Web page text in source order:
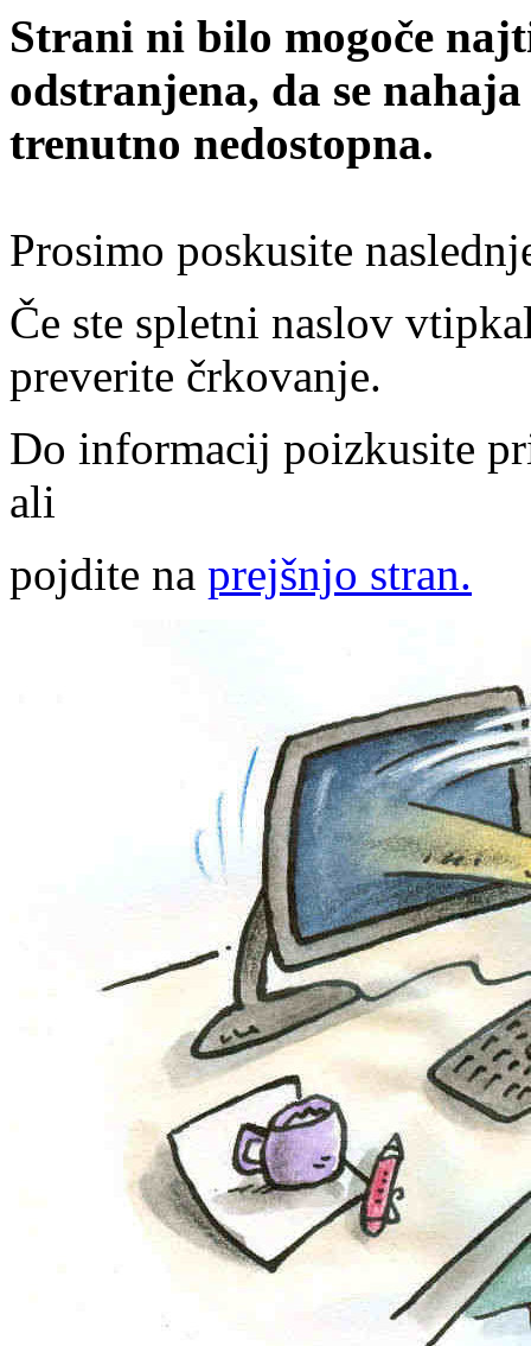
Strani ni bilo mogoče
odstranjena, da se
trenutno nedostopna.
Prosimo poskusite
Če ste spletni naslov
preverite črkovanje.
Do informacij poizkusite
ali
pojdite na prejšnjo stran.